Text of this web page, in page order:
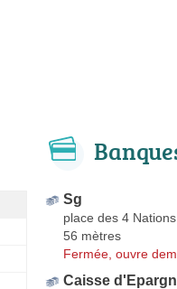
Sg
place des 4 Nations
56 mètres
Fermée, ouvre
Caisse